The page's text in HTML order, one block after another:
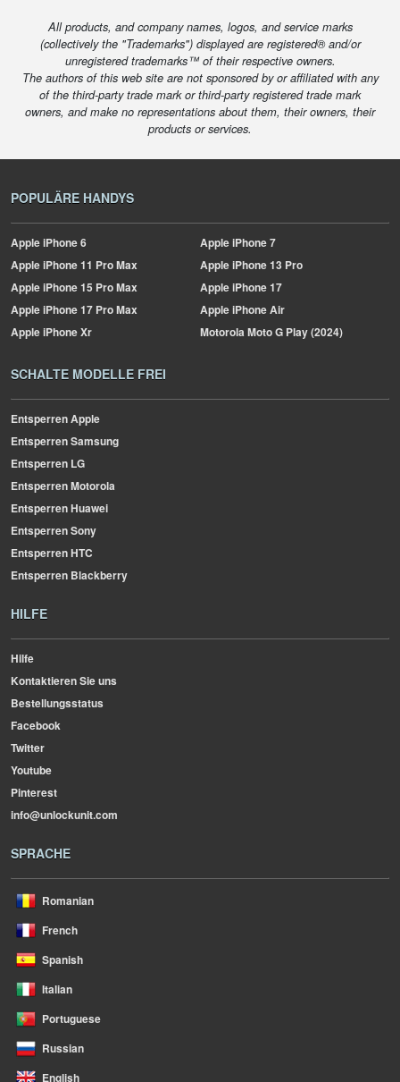
All products, and company names, logos, and service marks
(collectively the "Trademarks") displayed are registered® and/or
unregistered trademarks™ of their respective owners.
The authors of this web site are not sponsored by or affiliated with any
of the third-party trade mark or third-party registered trade mark
owners, and make no representations about them, their owners, their
products or services.
POPULÄRE HANDYS
AppleiPhone 6 AppleiPhone 7
AppleiPhone 11 Pro Max AppleiPhone 13 Pro
AppleiPhone 15 Pro Max AppleiPhone 17
AppleiPhone 17 Pro Max AppleiPhone Air
AppleiPhone Xr MotorolaMoto G Play (2024)
SCHALTE MODELLE FREI
Entsperren Apple
Entsperren Samsung
Entsperren LG
Entsperren Motorola
Entsperren Huawei
Entsperren Sony
Entsperren HTC
Entsperren Blackberry
HILFE
Hilfe
Kontaktieren Sie uns
Bestellungsstatus
Facebook
Twitter
Youtube
Pinterest
info@unlockunit.com
SPRACHE
Romanian
French
Spanish
Italian
Portuguese
Russian
English